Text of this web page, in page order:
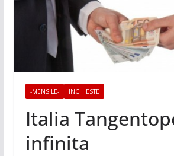
-MENSILE- INCHIESTE
Italia
infinita